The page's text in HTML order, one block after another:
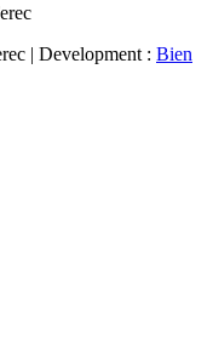
| Development : Bien